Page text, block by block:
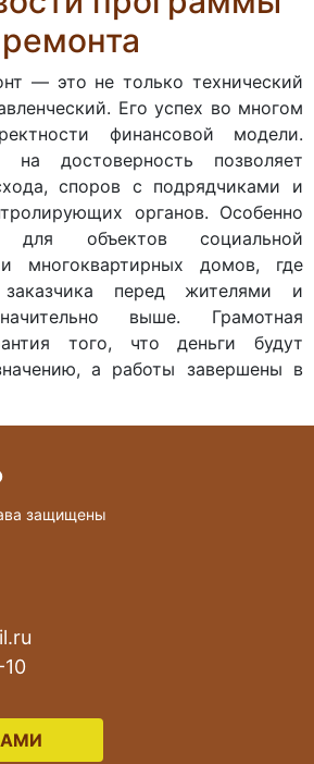
ремонта
— это не только технический
Его успех во многом
финансовой модели.
достоверность позволяет
споров с подрядчиками и
органов. Особенно
для объектов социальной
многоквартирных домов, где
заказчика перед жителями и
выше. Грамотная
того, что деньги будут
а работы завершены в
защищены